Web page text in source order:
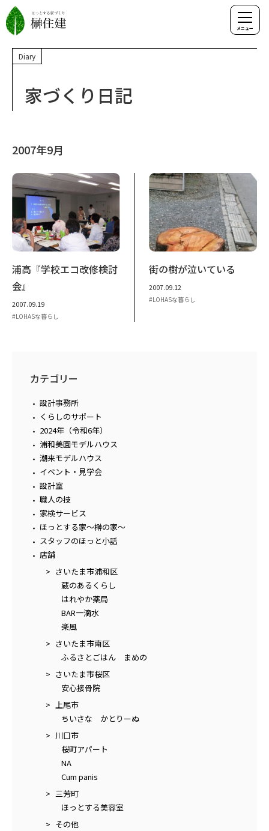
Diary
家づくり日記
2007年9月
浦高『学校エコ改修検討
会』
2007.09.19
LOHASな暮らし
街の樹が泣いている
2007.09.12
LOHASな暮らし
カテゴリー
設計事務所
くらしのサポート
2024年（令和6年）
浦和美園モデルハウス
潮来モデルハウス
イベント・見学会
設計室
職人の技
家検サービス
ほっとする家～榊の家～
スタッフのほっと小話
店舗
さいたま市浦和区
蔵のあるくらし
はれやか薬局
BAR一滴水
楽風
さいたま市南区
ふるさとごはん まめの
さいたま市桜区
安心接骨院
上尾市
ちいさな かとりーぬ
川口市
桜町アパート
NA
Cum panis
三芳町
ほっとする美容室
その他